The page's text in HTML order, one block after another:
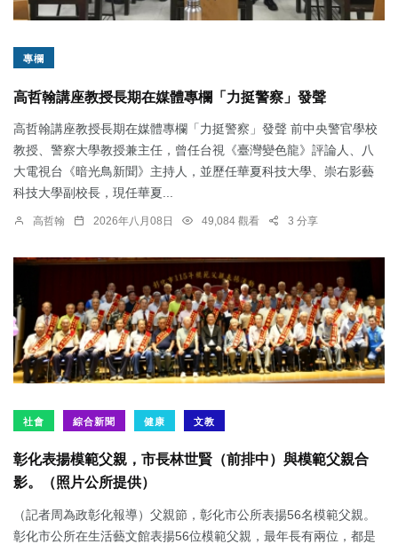
專欄
高哲翰講座教授長期在媒體專欄「力挺警察」發聲
高哲翰講座教授長期在媒體專欄「力挺警察」發聲 前中央警官學校
教授、警察大學教授兼主任，曾任台視《臺灣變色龍》評論人、八
大電視台《暗光鳥新聞》主持人，並歷任華夏科技大學、崇右影藝
科技大學副校長，現任華夏...
高哲翰 2026年八月08日 49,084 觀看 3 分享
社會 綜合新聞 健康 文教
彰化表揚模範父親，市長林世賢（前排中）與模範父親合
影。（照片公所提供）
（記者周為政彰化報導）父親節，彰化市公所表揚56名模範父親。
彰化市公所在生活藝文館表揚56位模範父親，最年長有兩位，都是